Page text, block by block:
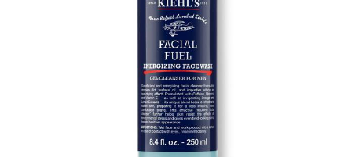
易，需依本服務之必要範圍內提供個人資料，並將交易相關給付款項請求債
權轉讓予恩沛科技股份有限公司。
２．關於個人資料處理事宜，請瀏覽以下網址：
３．未成年的使用者請事先徵得法定代理人或監護人之同意方可使用
「AFTEE先享後付」，若未經同意申辦者引起之損失，本公司不負相關責
４．使用「AFTEE先享後付」時，將依據個別帳號之用戶狀況，依本公司即
時審查核予不同之上限額度；若仍有額度不足之情形，本公司將視審查結果
５．嚴禁一人註冊多個帳號或使用他人資訊註冊。若發現惡意使用之情形，